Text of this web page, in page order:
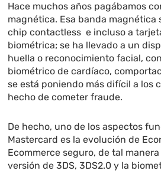
Hace muchos años pagábamos
magnética. Esa banda magnética
chip contactless e incluso a
biométrica; se ha llevado a un
huella o reconocimiento facial,
biométrico de cardíaco,
se está poniendo más difícil a los
hecho de cometer fraude.
De hecho, uno de los aspectos
Mastercard es la evolución de
Ecommerce seguro, de tal
versión de 3DS, 3DS2.0 y la